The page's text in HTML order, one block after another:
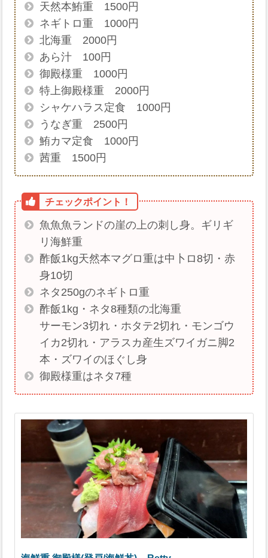
天然本鮪重 1500円
ネギトロ重 1000円
北海重 2000円
あら汁 100円
御殿様重 1000円
特上御殿様重 2000円
シャケハラス定食 1000円
うなぎ重 2500円
鮪カマ定食 1000円
茜重 1500円
魚魚魚ランドの崖の上の刺し身。ギリギ
リ海鮮重
酢飯1kg天然本マグロ重は中卜ロ8切・赤
身10切
ネタ250gのネギトロ重
酢飯1kg・ネタ8種類の北海重
サーモン3切れ・ホタテ2切れ・モンゴウ
イカ2切れ・アラスカ産生ズワイガニ脚2
本・ズワイのほぐし身
御殿様重はネタ7種